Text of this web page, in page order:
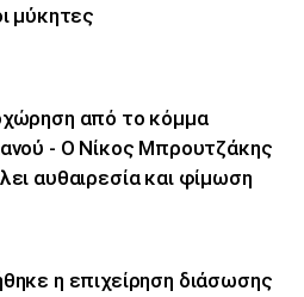
μύκητες
από το κόμμα
- Ο Νίκος Μπρουτζάκης
αυθαιρεσία και φίμωση
η επιχείρηση διάσωσης